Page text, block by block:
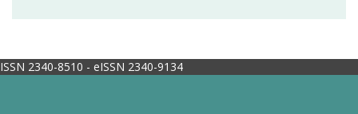
ISSN 2340-8510 - eISSN 2340-9134